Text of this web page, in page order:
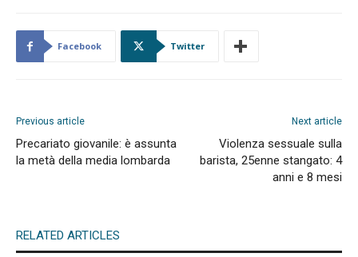
Facebook Twitter
Previous article
Precariato giovanile: è assunta
la metà della media lombarda
Next article
Violenza sessuale sulla
barista, 25enne stangato: 4
anni e 8 mesi
RELATED ARTICLES